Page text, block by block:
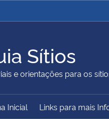
Ministério da Justiça e
Ministério da Educação
Ministério do Turismo
Sítios
e orientações para os
do Sítio
Inicial Links para mais